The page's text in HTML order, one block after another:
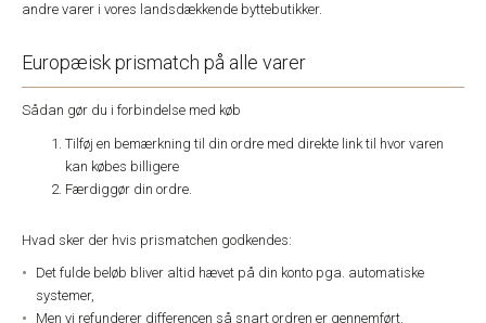
andre varer i vores landsdækkende byttebutikker.
Europæisk prismatch på alle varer
Sådan gør du i forbindelse med køb
Tilføj en bemærkning til din ordre med direkte link til hvor varen
kan købes billigere
Færdiggør din ordre.
Hvad sker der hvis prismatchen godkendes:
Det fulde beløb bliver altid hævet på din konto pga. automatiske
systemer,
Men vi refunderer differencen så snart ordren er gennemført.